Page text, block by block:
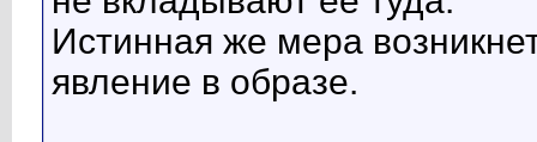
Истинная же мера
явление в образе.